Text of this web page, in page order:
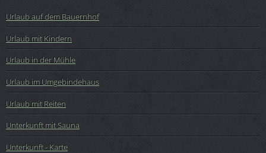
Urlaub auf dem Bauernhof
Urlaub mit Kindern
Urlaub in der Mühle
Urlaub im Umgebindehaus
Urlaub mit Reiten
Unterkunft mit Sauna
Unterkunft - Karte